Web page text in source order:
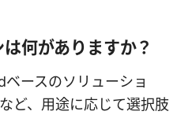
何がありますか？
ースのソリューショ
ど、用途に応じて選択肢